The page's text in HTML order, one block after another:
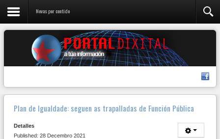
Novas por contido
Plan de Igualdade: seguen as trapalladas de Función Pública
Detalles
Published: 28 Decembro 2021